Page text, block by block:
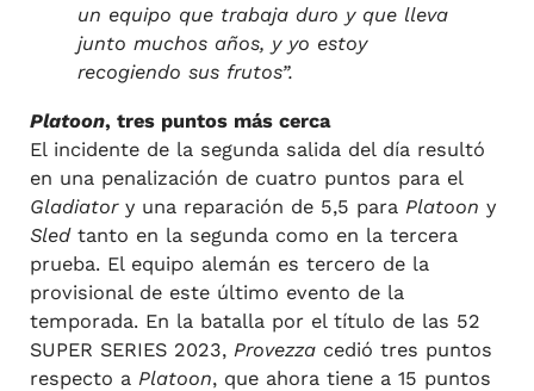
un equipo que trabaja duro y que lleva
junto muchos años, y yo estoy
recogiendo sus frutos”.
Platoon, tres puntos más cerca
El incidente de la segunda salida del día resultó
en una penalización de cuatro puntos para el
Gladiatory una reparación de 5,5 para Platoon y
Sledtanto en la segunda como en la tercera
prueba. El equipo alemán es tercero de la
provisional de este último evento de la
temporada. En la batalla por el título de las 52
SUPER SERIES 2023, Provezzacedió tres puntos
respecto a Platoon, que ahora tiene a 15 puntos